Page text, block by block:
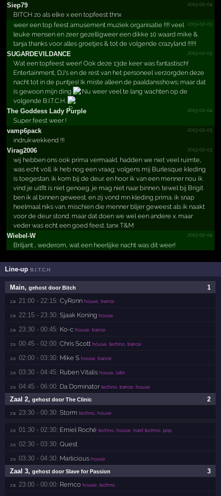
Siep79
2013-02-04
BITCH zo als elke x een topfeest thnx
2013-02-03
weer een top feest amusement muziek organisatie !!!! veel
leuke mensen en zeer gezelligweer een dikke 10 waard mike &
tanja thanks voor alles groetjes & tot de volgende crazyland !!!!!!
SUGARD­EVILDA­NCE
2013-02-03
Wat een topfeest weer! Ook deze 13de keer was fantastisch!
Entertainment, DJ's en de rest van het personeel verzorgden deze
nacht tot in de puntjes! Ik miste alleen de paaldansshows; maar dat
is gewoon mijn ding
Nu weer veel te lang wachten op de
volgende B.I.T.C.H.
The Goddess Lady Purple
2013-02-04
Super feest weer !
vamp6pack
2013-02-03
indrukwekkend !!!
Virag2006
2013-02-03
wij hebben ons ook prima vermaakt. hadden we niet veel ruimte,
was echt voll. ik heb nog een vraag: volgens mij Burlesque kleding
is toegestan. ik kom bij de deur. en hoor ik van een menner nou ik
vind je uitfit is niet genoeg. je mag niet naar binnen. tewel bij Brigit
ben ik al binnen geweest. en zij vond mn kleding prima. ik snap
heelmaal niks van. mischien die menner blijer geweest als ik naakt
voor de deur stond. maar dat doen we wel een andere x. maar
veder was echt een goed feest. tanx T&M
Wiebel-W
2013-02-04
Briljant , wederom, wat een heerlijke nacht was dit weer!
Line-upB.I.T.C.H
1
Main,gehost door Bitch
za 21:00 - 22:15: CyRonn house, trance
za 22:15 - 23:30: Sjaak Koning house
za 23:30 - 00:45: Ko-c house, trance
zo 00:45 - 02:00: Chris Scott house, techno, trance
zo 02:00 - 03:30: Mike S house, trance
zo 03:30 - 04:45: Ruben Vitalis house, latin
zo 04:45 - 06:00: Da Dominator techno, trance, house
2
Zaal 2,gehost door The Clinic
za 23:30 - 00:30: Storm techno, house
zo 01:30 - 02:30: Emiel Roché techno, house, hard techno, pop
zo 02:30 - 03:30: Quest
zo 03:30 - 04:30: Marlicious house
3
Zaal 3,gehost door Slave for Passion
za 23:00 - 00:00: Remco house, techno